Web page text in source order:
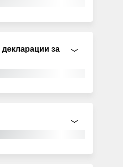
за